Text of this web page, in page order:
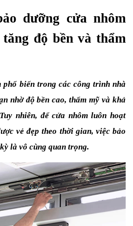
dưỡng cửa nhôm
tăng độ bền và thẩm
biến trong các công trình nhà
nhờ độ bền cao, thẩm mỹ và khả
nhiên, để cửa nhôm luôn hoạt
vẻ đẹp theo thời gian, việc bảo
là vô cùng quan trọng.